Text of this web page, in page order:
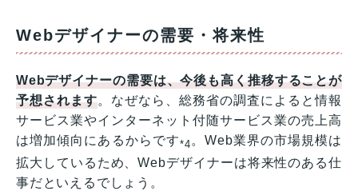
Webデザイナーの需要・将来性
Webデザイナーの需要は、今後も高く推移することが
予想されます。なぜなら、総務省の調査によると情報
サービス業やインターネット付随サービス業の売上高
は増加傾向にあるからです*4 。Web業界の市場規模は
拡大しているため、Webデザイナーは将来性のある仕
事だといえるでしょう。